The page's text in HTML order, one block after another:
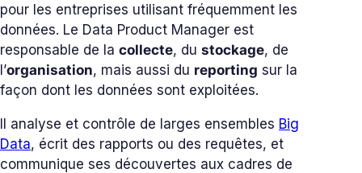
pour les entreprises utilisant fréquemment les
données. Le Data Product Manager est
responsable de la collecte, du stockage, de
l’organisation, mais aussi du reporting sur la
façon dont les données sont exploitées.
Il analyse et contrôle de larges ensembles Big
Data, écrit des rapports ou des requêtes, et
communique ses découvertes aux cadres de